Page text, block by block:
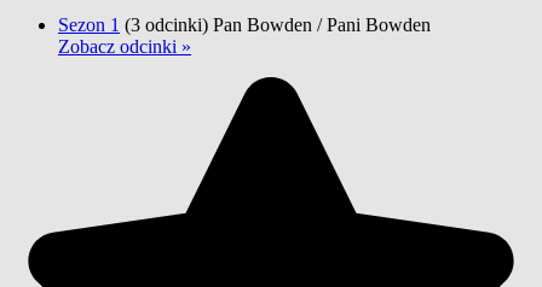
Sezon 1 (3 odcinki) Pan Bowden / Pani Bowden
Zobacz odcinki »